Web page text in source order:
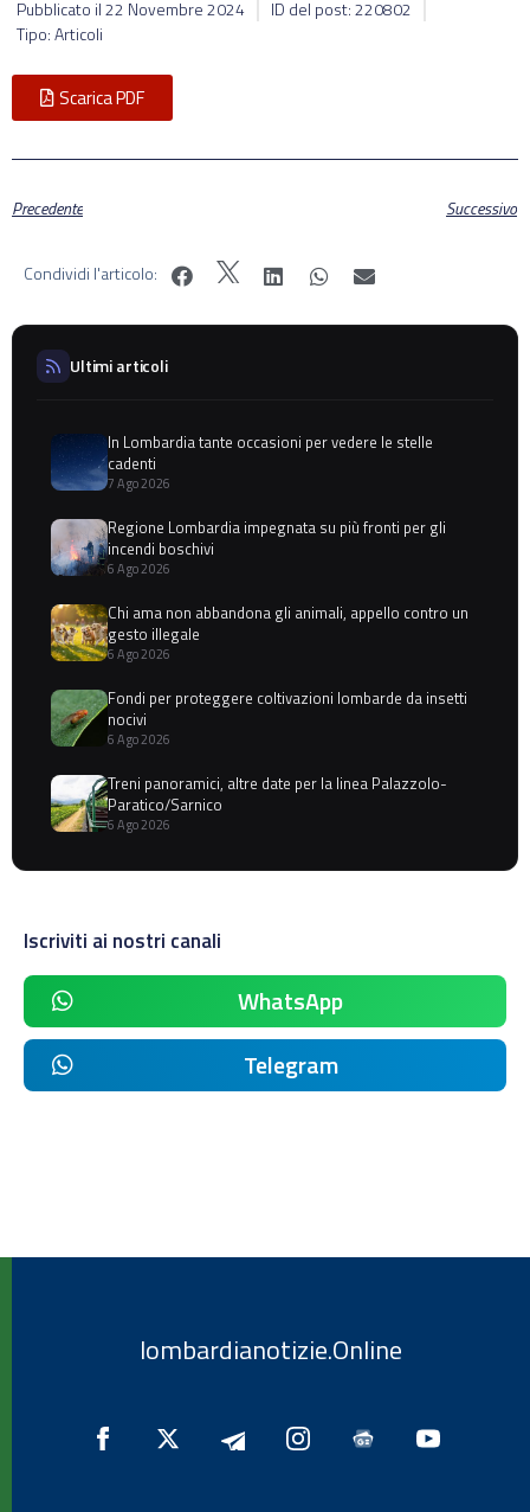
Pubblicato il22 Novembre 2024
ID del post: 220802
Tipo: Articoli
Scarica PDF
Precedente Successivo
Condividi l'articolo:
Ultimi articoli
In Lombardia tante occasioni per vedere le stelle
cadenti
7 Ago 2026
Regione Lombardia impegnata su più fronti per gli
incendi boschivi
6 Ago 2026
Chi ama non abbandona gli animali, appello contro un
gesto illegale
6 Ago 2026
Fondi per proteggere coltivazioni lombarde da insetti
nocivi
6 Ago 2026
Treni panoramici, altre date per la linea Palazzolo-
Paratico/Sarnico
6 Ago 2026
Iscriviti ai nostri canali
WhatsApp
Telegram
lombardianotizie.Online